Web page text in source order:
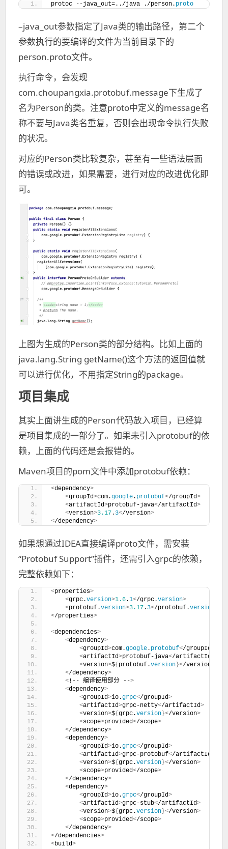
protoc --java_out=../java ./person. proto
–java_out参数指定了Java类的输出路径，第二个
参数执行的要编译的文件为当前目录下的
person.proto文件。
执行命令，会发现
com.choupangxia.protobuf.message下生成了
名为Person的类。注意proto中定义的message名
称不要与Java类名重复，否则会出现命令执行失败
的状况。
对应的Person类比较复杂，甚至有一些语法层面
的错误或改进，如果需要，进行对应的改进优化即
可。
上图为生成的Person类的部分结构。比如上面的
java.lang.String getName()这个方法的返回值就
可以进行优化，不用指定String的package。
项目集成
其实上面讲生成的Person代码放入项目，已经算
是项目集成的一部分了。如果未引入protobuf的依
赖，上面的代码还是会报错的。
Maven项目的pom文件中添加protobuf依赖：
<dependency>
<groupId>com.google. protobuf</groupId>
<artifactId>protobuf-java</artifactId>
<version>3.17. 3</version>
</dependency>
如果想通过IDEA直接编译proto文件，需安装
“Protobuf Support”插件，还需引入grpc的依赖，
完整依赖如下：
<properties>
<grpc.version>1.6.1</grpc.version>
<protobuf.version>3.17. 3</protobuf.version
</properties>
<dependencies>
<dependency>
<groupId>com.google. protobuf</groupId
<artifactId>protobuf-java</artifactId
<version>${ protobuf.version }</version
</dependency>
< !-- 编译使用部分 -->
<dependency>
<groupId>io.grpc</groupId>
<artifactId>grpc-netty</artifactId>
<version>${ grpc.version }</version>
<scope>provided</scope>
</dependency>
<dependency>
<groupId>io.grpc</groupId>
<artifactId>grpc-protobuf</artifactId
<version>${ grpc.version }</version>
<scope>provided</scope>
</dependency>
<dependency>
<groupId>io.grpc</groupId>
<artifactId>grpc-stub</artifactId>
<version>${ grpc.version }</version>
<scope>provided</scope>
</dependency>
</dependencies>
<build>